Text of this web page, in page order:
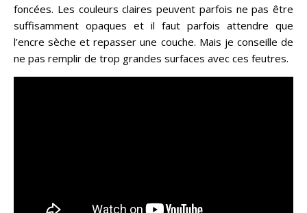
foncées. Les couleurs claires peuvent parfois ne pas être
suffisamment opaques et il faut parfois attendre que
l’encre sèche et repasser une couche. Mais je conseille de
ne pas remplir de trop grandes surfaces avec ces feutres.